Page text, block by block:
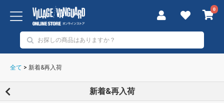
0
全て > 新着&再入荷
新着&再入荷